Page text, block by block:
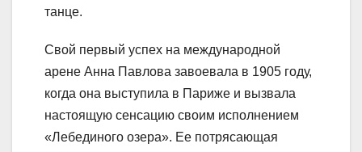
танце.
Свой первый успех на международной
арене Анна Павлова завоевала в 1905 году,
когда она выступила в Париже и вызвала
настоящую сенсацию своим исполнением
«Лебединого озера». Ее потрясающая